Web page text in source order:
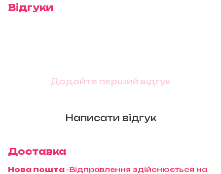
Відгуки
Додайте перший відгук
Написати відгук
Доставка
Нова пошта -Відправлення здійснюється на